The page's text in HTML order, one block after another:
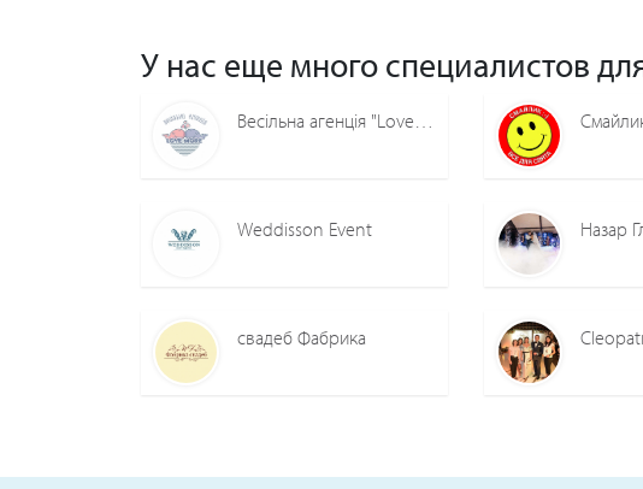
У нас еще много специалистов
Весільна агенція "Love more"
Weddisson Event Назар
свадеб Фабрика